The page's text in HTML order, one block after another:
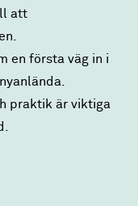
att
en första väg in i
praktik är viktiga